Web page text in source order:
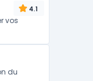
4.1
vos
du